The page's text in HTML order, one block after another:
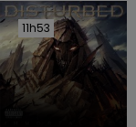
11h53
11h53